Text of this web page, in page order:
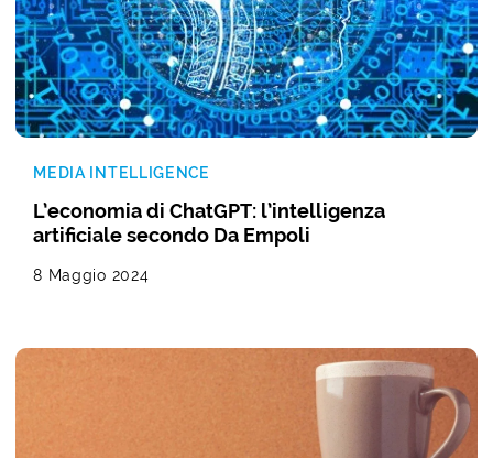
MEDIA INTELLIGENCE
L’economia di ChatGPT: l’intelligenza
artificiale secondo Da Empoli
8 Maggio 2024